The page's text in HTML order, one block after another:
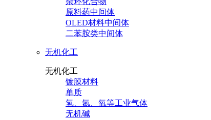
原料药中间体
OLED材料中间体
二苯胺类中间体
无机化工
无机化工
镀膜材料
单质
氢、氮、氧等工业气体
无机碱